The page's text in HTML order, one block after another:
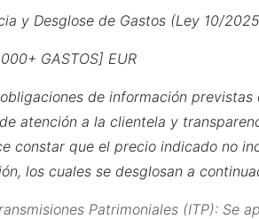
y Desglose de Gastos (Ley 10/
GASTOS] EUR
de información
atención a la clientela y
constar que el precio indicado no
los cuales se desglosan a
Patrimoniales (ITP): Se